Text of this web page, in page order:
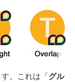
。これは「 グル